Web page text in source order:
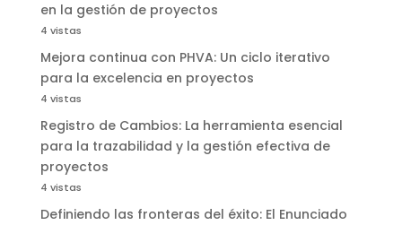
en la gestión de proyectos
4 vistas
Mejora continua con PHVA: Un ciclo iterativo
para la excelencia en proyectos
4 vistas
Registro de Cambios: La herramienta esencial
para la trazabilidad y la gestión efectiva de
proyectos
4 vistas
Definiendo las fronteras del éxito: El Enunciado